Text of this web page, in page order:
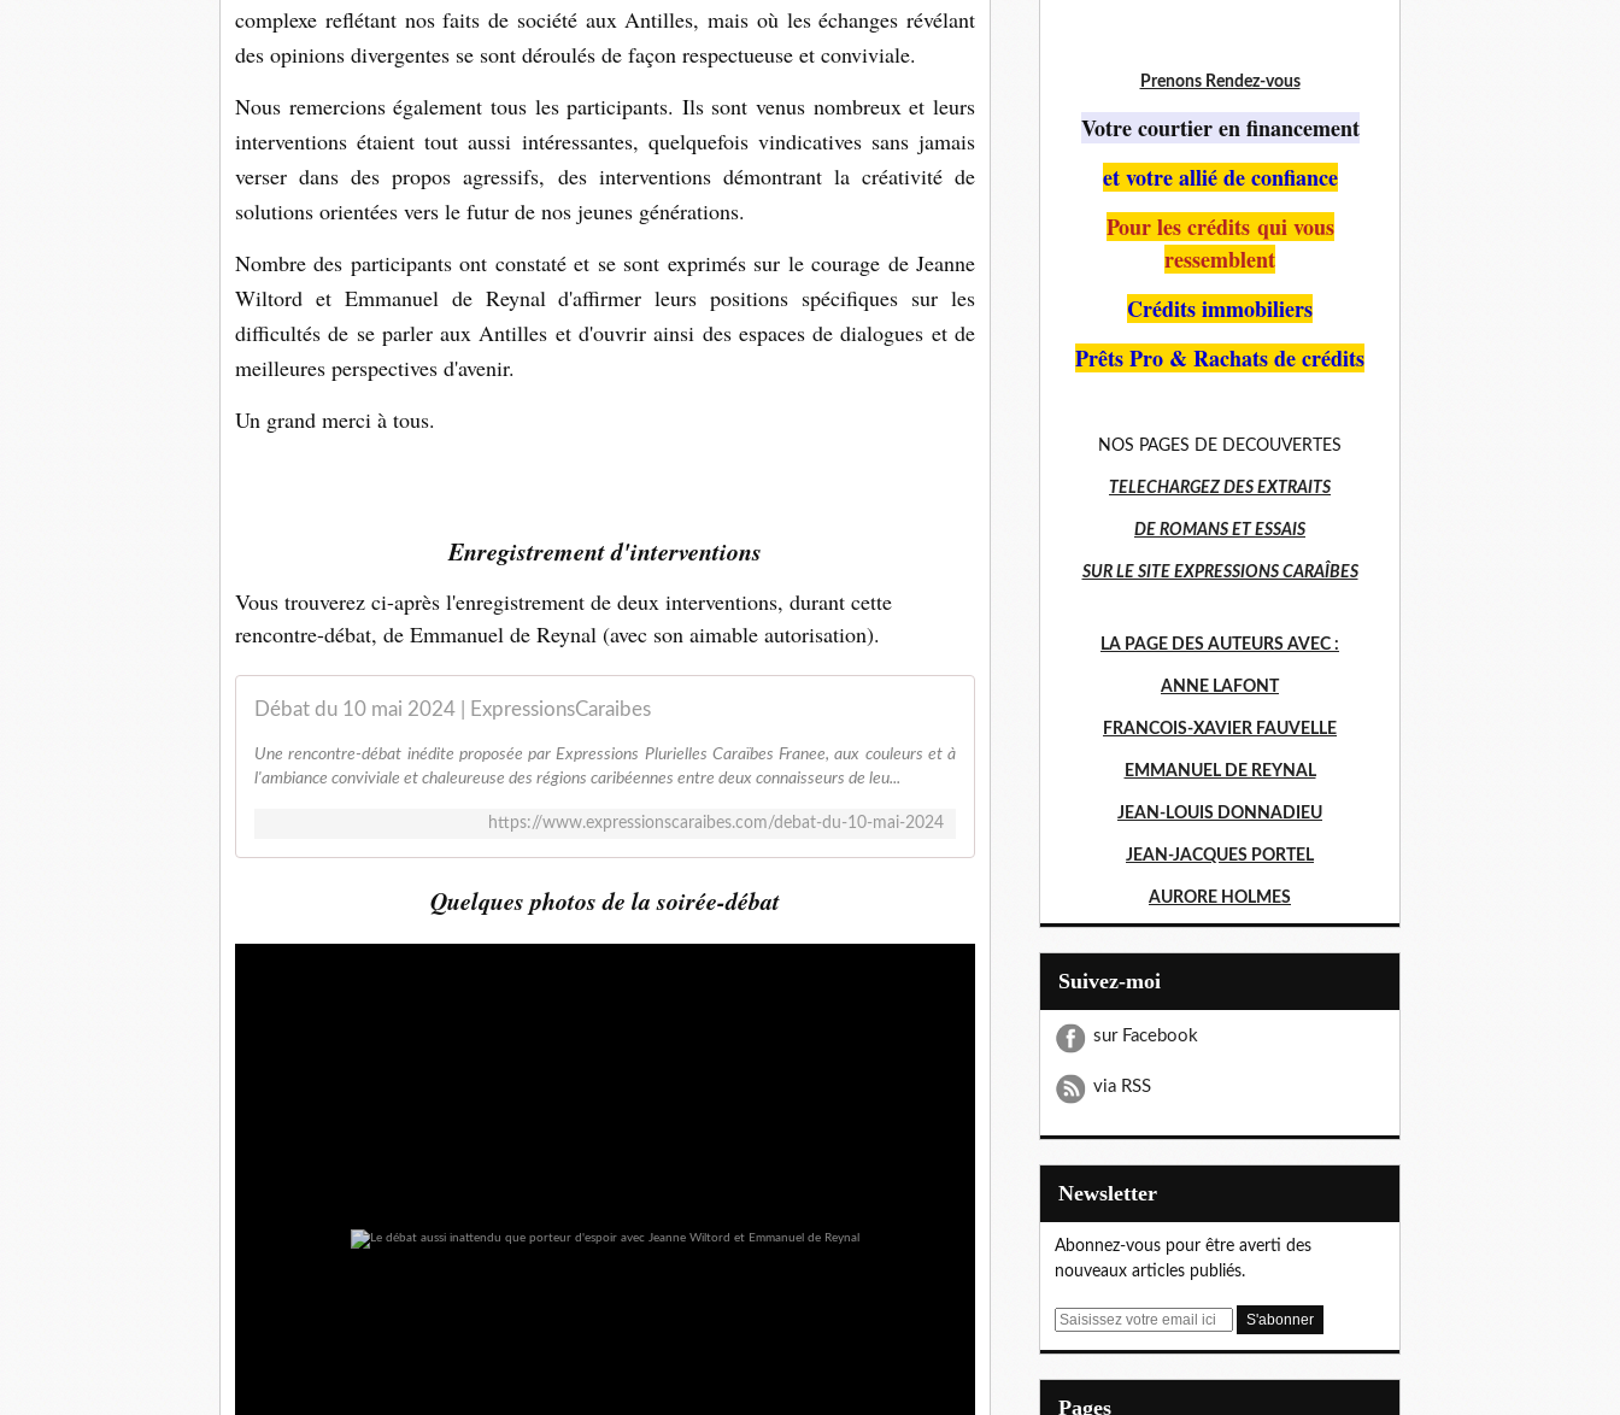
complexe reflétant nos faits de société aux Antilles, mais où les échanges révélant
des opinions divergentes se sont déroulés de façon respectueuse et conviviale.
Nous remercions également tous les participants. Ils sont venus nombreux et leurs
interventions étaient tout aussi intéressantes, quelquefois vindicatives sans jamais
verser dans des propos agressifs, des interventions démontrant la créativité de
solutions orientées vers le futur de nos jeunes générations.
Nombre des participants ont constaté et se sont exprimés sur le courage de Jeanne
Wiltord et Emmanuel de Reynal d'affirmer leurs positions spécifiques sur les
difficultés de se parler aux Antilles et d'ouvrir ainsi des espaces de dialogues et de
meilleures perspectives d'avenir.
Un grand merci à tous.
Enregistrement d'interventions
Vous trouverez ci-après l'enregistrement de deux interventions, durant cette
rencontre-débat, de Emmanuel de Reynal (avec son aimable autorisation).
Débat du 10 mai 2024 | ExpressionsCaraibes
Une rencontre-débat inédite proposée par Expressions Plurielles Caraïbes Franee, aux couleurs et à
l'ambiance conviviale et chaleureuse des régions caribéennes entre deux connaisseurs de leu...
https://www.expressionscaraibes.com/debat-du-10-mai-2024
Quelques photos de la soirée-débat
Prenons Rendez-vous
Votre courtier en financement
et votre allié de confiance
Pour les crédits qui vous
ressemblent
Crédits immobiliers
Prêts Pro & Rachats de crédits
NOS PAGES DE DECOUVERTES
TELECHARGEZ DES EXTRAITS
DE ROMANS ET ESSAIS
SUR LE SITE EXPRESSIONS CARAÎBES
LA PAGE DES AUTEURS AVEC :
ANNE LAFONT
FRANCOIS-XAVIER FAUVELLE
EMMANUEL DE REYNAL
JEAN-LOUIS DONNADIEU
JEAN-JACQUES PORTEL
AURORE HOLMES
Suivez-moi
sur Facebook
via RSS
Newsletter
Abonnez-vous pour être averti des
nouveaux articles publiés.
E
Pages